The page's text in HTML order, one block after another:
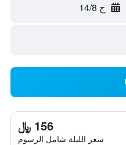
ج 14/8
156 ﷼
سعر الليلة شامل الرسوم